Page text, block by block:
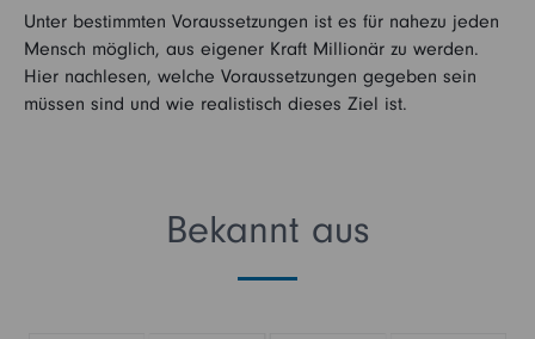
Unter bestimmten Voraussetzungen ist es für nahezu jeden
Mensch möglich, aus eigener Kraft Millionär zu werden.
Hier nachlesen, welche Voraussetzungen gegeben sein
müssen sind und wie realistisch dieses Ziel ist.
Bekannt aus